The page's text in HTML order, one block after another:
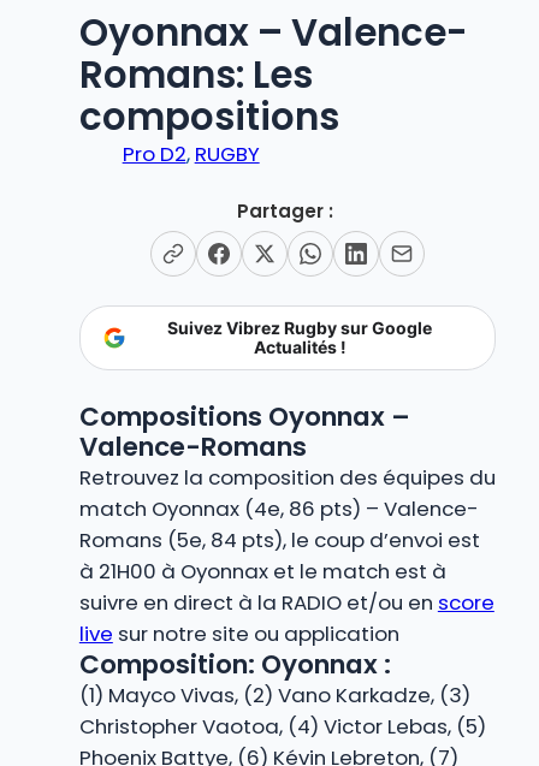
Oyonnax – Valence-
Romans: Les
compositions
Pro D2, RUGBY
Partager :
Suivez Vibrez Rugby sur Google
Actualités !
Compositions Oyonnax –
Valence-Romans
Retrouvez la composition des équipes du
match Oyonnax (4e, 86 pts) – Valence-
Romans (5e, 84 pts), le coup d’envoi est
à 21H00 à Oyonnax et le match est à
suivre en direct à la RADIO et/ou en score
live sur notre site ou application
Composition: Oyonnax :
(1) Mayco Vivas, (2) Vano Karkadze, (3)
Christopher Vaotoa, (4) Victor Lebas, (5)
Phoenix Battye, (6) Kévin Lebreton, (7)